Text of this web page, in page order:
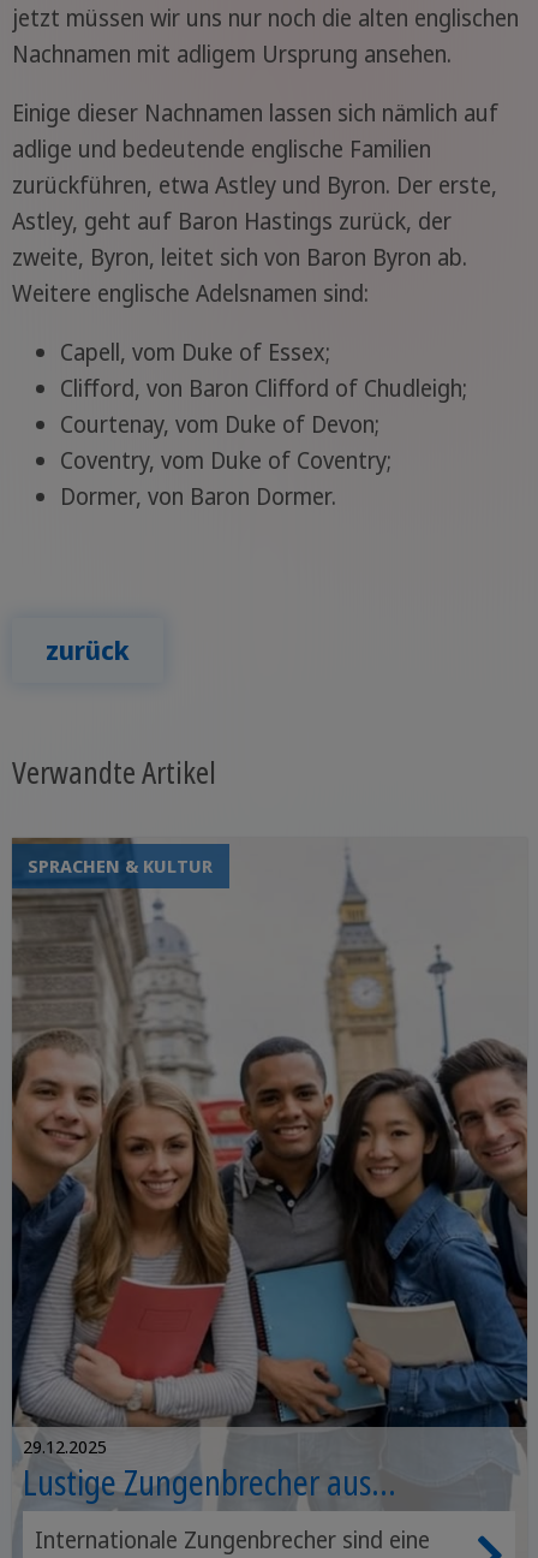
jetzt müssen wir uns nur noch die alten englischen
Nachnamen mit adligem Ursprung ansehen.
Einige dieser Nachnamen lassen sich nämlich auf
adlige und bedeutende englische Familien
zurückführen, etwa Astley und Byron. Der erste,
Astley, geht auf Baron Hastings zurück, der
zweite, Byron, leitet sich von Baron Byron ab.
Weitere englische Adelsnamen sind:
Capell, vom Duke of Essex;
Clifford, von Baron Clifford of Chudleigh;
Courtenay, vom Duke of Devon;
Coventry, vom Duke of Coventry;
Dormer, von Baron Dormer.
zurück
Verwandte Artikel
SPRACHEN & KULTUR
29.12.2025
Lustige Zungenbrecher aus
verschiedenen Sprachen
Internationale Zungenbrecher sind eine